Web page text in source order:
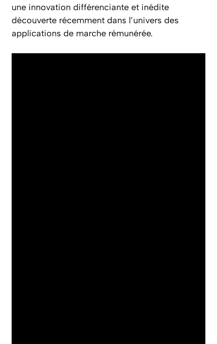
une innovation différenciante et inédite
découverte récemment dans l’univers des
applications de marche rémunérée.